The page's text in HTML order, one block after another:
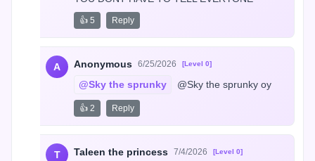
👍 5 Reply
A Anonymous 6/25/2026 [Level 0]
@Sky the sprunky @Sky the sprunky oy
👍 2 Reply
T Taleen the princess 7/4/2026 [Level 0]